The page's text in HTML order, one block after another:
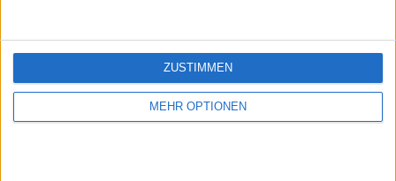
MEHR OPTIONEN
ZUSTIMMEN